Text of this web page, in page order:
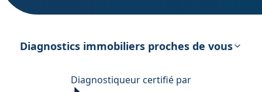
énergétique
Diagnostics immobiliers proches de vous
Diagnostiqueur certifié par